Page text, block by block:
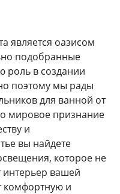
является оазисом
подобранные
роль в создании
поэтому мы рады
для ванной от
мировое признание
и
вы найдете
которое не
вашей
комфортную и